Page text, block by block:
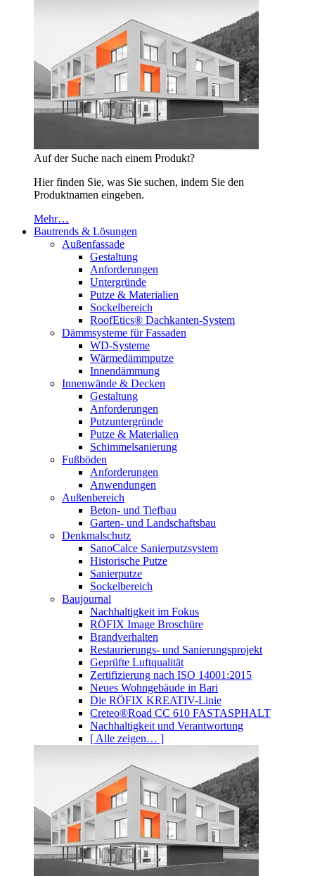
Auf der Suche nach einem Produkt?
Hier finden Sie, was Sie suchen, indem Sie den
Produktnamen eingeben.
Mehr…
Bautrends & Lösungen
Außenfassade
Gestaltung
Anforderungen
Untergründe
Putze & Materialien
Sockelbereich
RoofEtics® Dachkanten-System
Dämmsysteme für Fassaden
WD-Systeme
Wärmedämmputze
Innendämmung
Innenwände & Decken
Gestaltung
Anforderungen
Putzuntergründe
Putze & Materialien
Schimmelsanierung
Fußböden
Anforderungen
Anwendungen
Außenbereich
Beton- und Tiefbau
Garten- und Landschaftsbau
Denkmalschutz
SanoCalce Sanierputzsystem
Historische Putze
Sanierputze
Sockelbereich
Baujournal
Nachhaltigkeit im Fokus
RÖFIX Image Broschüre
Brandverhalten
Restaurierungs- und Sanierungsprojekt
Geprüfte Luftqualität
Zertifizierung nach ISO 14001:2015
Neues Wohngebäude in Bari
Die RÖFIX KREATIV-Linie
Creteo®Road CC 610 FASTASPHALT
Nachhaltigkeit und Verantwortung
[ Alle zeigen… ]